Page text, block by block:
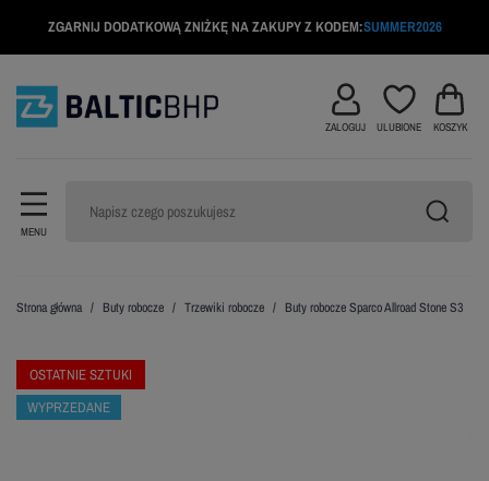
ZGARNIJ DODATKOWĄ ZNIŻKĘ NA ZAKUPY Z KODEM:SUMMER2026
MENU
ZALOGUJ ULUBIONE KOSZYK
Strona główna Buty robocze Trzewiki robocze Buty robocze Sparco Allroad Stone S3
OSTATNIE SZTUKI
WYPRZEDANE